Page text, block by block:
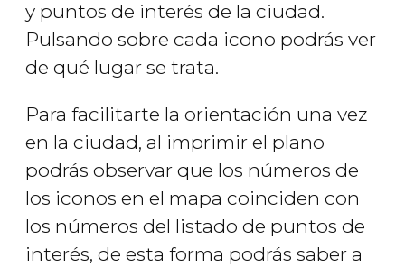
y puntos de interés de la ciudad.
Pulsando sobre cada icono podrás ver
de qué lugar se trata.
Para facilitarte la orientación una vez
en la ciudad, al imprimir el plano
podrás observar que los números de
los iconos en el mapa coinciden con
los números del listado de puntos de
interés, de esta forma podrás saber a